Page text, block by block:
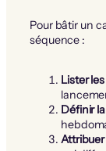
Pour bâtir un
séquence :
Lister
Définir